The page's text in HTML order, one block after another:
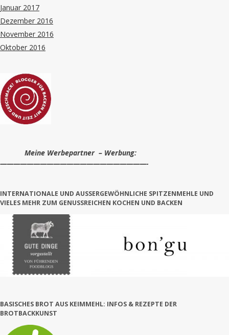
Januar 2017
Dezember 2016
November 2016
Oktober 2016
Meine Werbepartner – Werbung:
——————————————————————-
INTERNATIONALE UND AUSSERGEWÖHNLICHE SPITZENMEHLE UND V
IELES MEHR ZUM GENUSSREICHEN KOCHEN UND BACKEN
BASISCHES BROT AUS KEIMMEHL: INFOS & REZEPTE DER
BROTBACKKUNST